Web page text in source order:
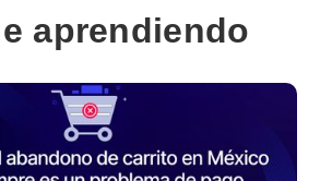
aprendiendo